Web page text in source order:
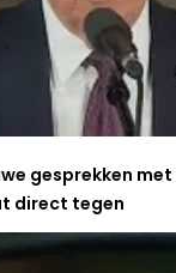
gesprekken
direct tegen